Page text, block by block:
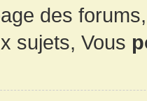
des
sujets, Vous